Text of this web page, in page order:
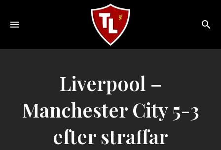
Sveriges
online
magazine!
Liverpool –
Manchester City 5-3
efter straffar